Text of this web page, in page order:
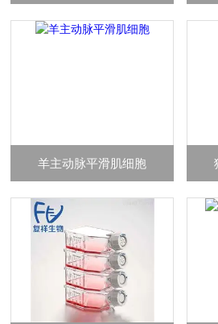
羊主动脉平滑肌细胞